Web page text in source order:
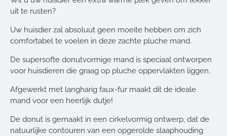
uit te rusten?
Uw huisdier zal absoluut geen moeite hebben om zich
comfortabel te voelen in deze zachte pluche mand.
De supersofte donutvormige mand is speciaal ontworpen
voor huisdieren die graag op pluche oppervlakten liggen.
Afgewerkt met langharig faux-fur maakt dit de ideale
mand voor een heerlijk dutje!
De donut is gemaakt in een cirkelvormig ontwerp, dat de
natuurlijke contouren van een opgerolde slaaphouding